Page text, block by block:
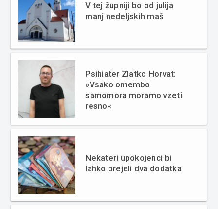
V tej župniji bo od julija
manj nedeljskih maš
Psihiater Zlatko Horvat:
»Vsako omembo
samomora moramo vzeti
resno«
Nekateri upokojenci bi
lahko prejeli dva dodatka